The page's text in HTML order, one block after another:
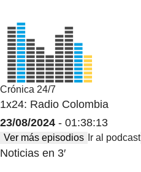
Crónica 24/7
1x24: Radio Colombia
23/08/2024 - 01:38:13
Ver más episodios Ir al podcast
Noticias en 3′